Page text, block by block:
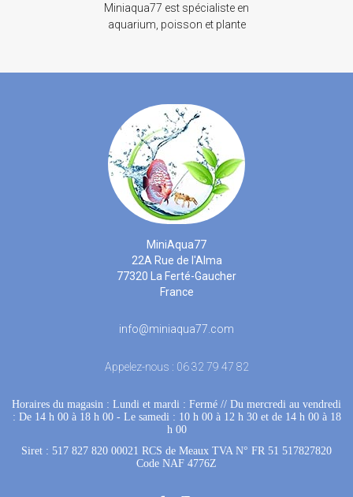
Miniaqua77 est spécialiste en
aquarium, poisson et plante
MiniAqua77
22A Rue de l'Alma
77320 La Ferté-Gaucher
France
info@miniaqua77.com
Appelez-nous : 06 32 79 47 82
Horaires du magasin : Lundi et mardi : Fermé // Du mercredi au vendredi
: De 14 h 00 à 18 h 00 - Le samedi : 10 h 00 à 12 h 30 et de 14 h 00 à 18
h 00
Siret : 517 827 820 00021 RCS de Meaux TVA N° FR 51 517827820
Code NAF 4776Z